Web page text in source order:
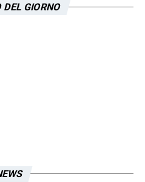
di domani il
DEL GIORNO